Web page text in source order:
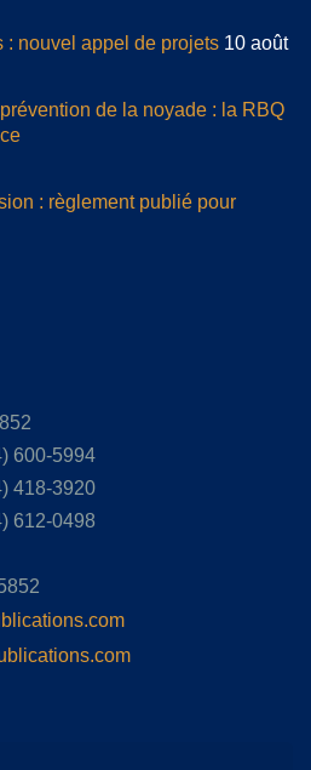
: nouvel appel de projets 10 août
de la noyade : la RBQ
: règlement publié pour
600-5994
418-3920
612-0498